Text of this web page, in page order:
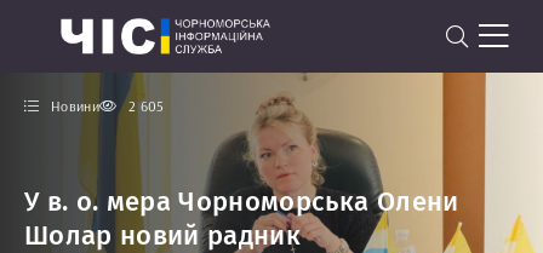
Новини 2 605
У в. о. мера Чорноморська Олени
Шолар новий радник